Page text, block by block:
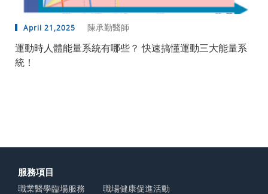
April 21,2025 陳承勤醫師
運動時人體能量系統有哪些？ 快速搞懂運動三大能量系
統！
服務項目
職業醫學臨場服務 職場健康促進活動